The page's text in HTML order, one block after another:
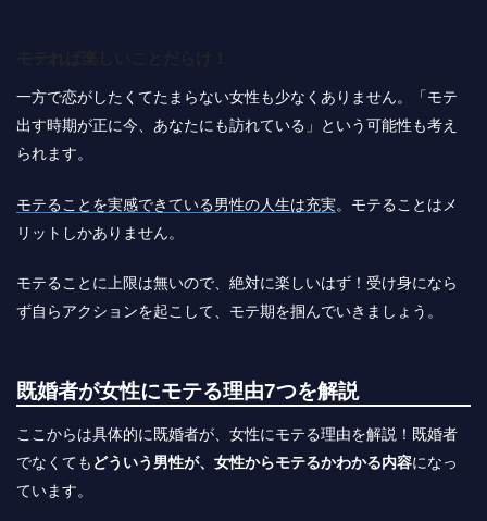
一方で恋がしたくてたまらない女性も少なくありません。「モテ
出す時期が正に今、あなたにも訪れている」という可能性も考え
られます。
モテることを実感できている男性の人生は充実。モテることはメ
リットしかありません。
モテることに上限は無いので、絶対に楽しいはず！受け身になら
ず自らアクションを起こして、モテ期を掴んでいきましょう。
既婚者が女性にモテる理由7つを解説
ここからは具体的に既婚者が、女性にモテる理由を解説！既婚者
でなくても どういう男性が、女性からモテるかわかる内容になっ
ています。